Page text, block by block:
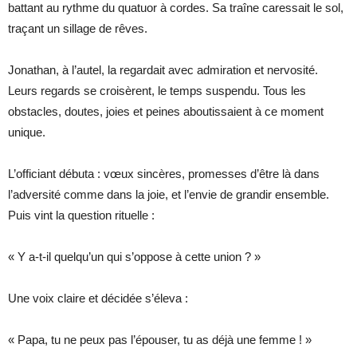
battant au rythme du quatuor à cordes. Sa traîne caressait le sol,
traçant un sillage de rêves.
Jonathan, à l’autel, la regardait avec admiration et nervosité.
Leurs regards se croisèrent, le temps suspendu. Tous les
obstacles, doutes, joies et peines aboutissaient à ce moment
unique.
L’officiant débuta : vœux sincères, promesses d’être là dans
l’adversité comme dans la joie, et l’envie de grandir ensemble.
Puis vint la question rituelle :
« Y a-t-il quelqu’un qui s’oppose à cette union ? »
Une voix claire et décidée s’éleva :
« Papa, tu ne peux pas l’épouser, tu as déjà une femme ! »